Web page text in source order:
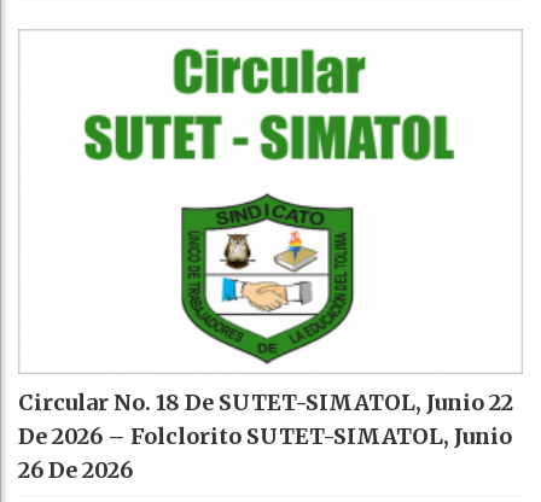
Circular No. 18 De SUTET-SIMATOL, Junio 22
De 2026 – Folclorito SUTET-SIMATOL, Junio
26 De 2026